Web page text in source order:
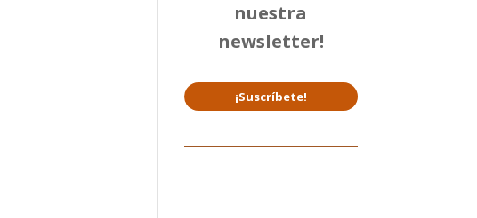
nuestra
newsletter!
¡Suscríbete!